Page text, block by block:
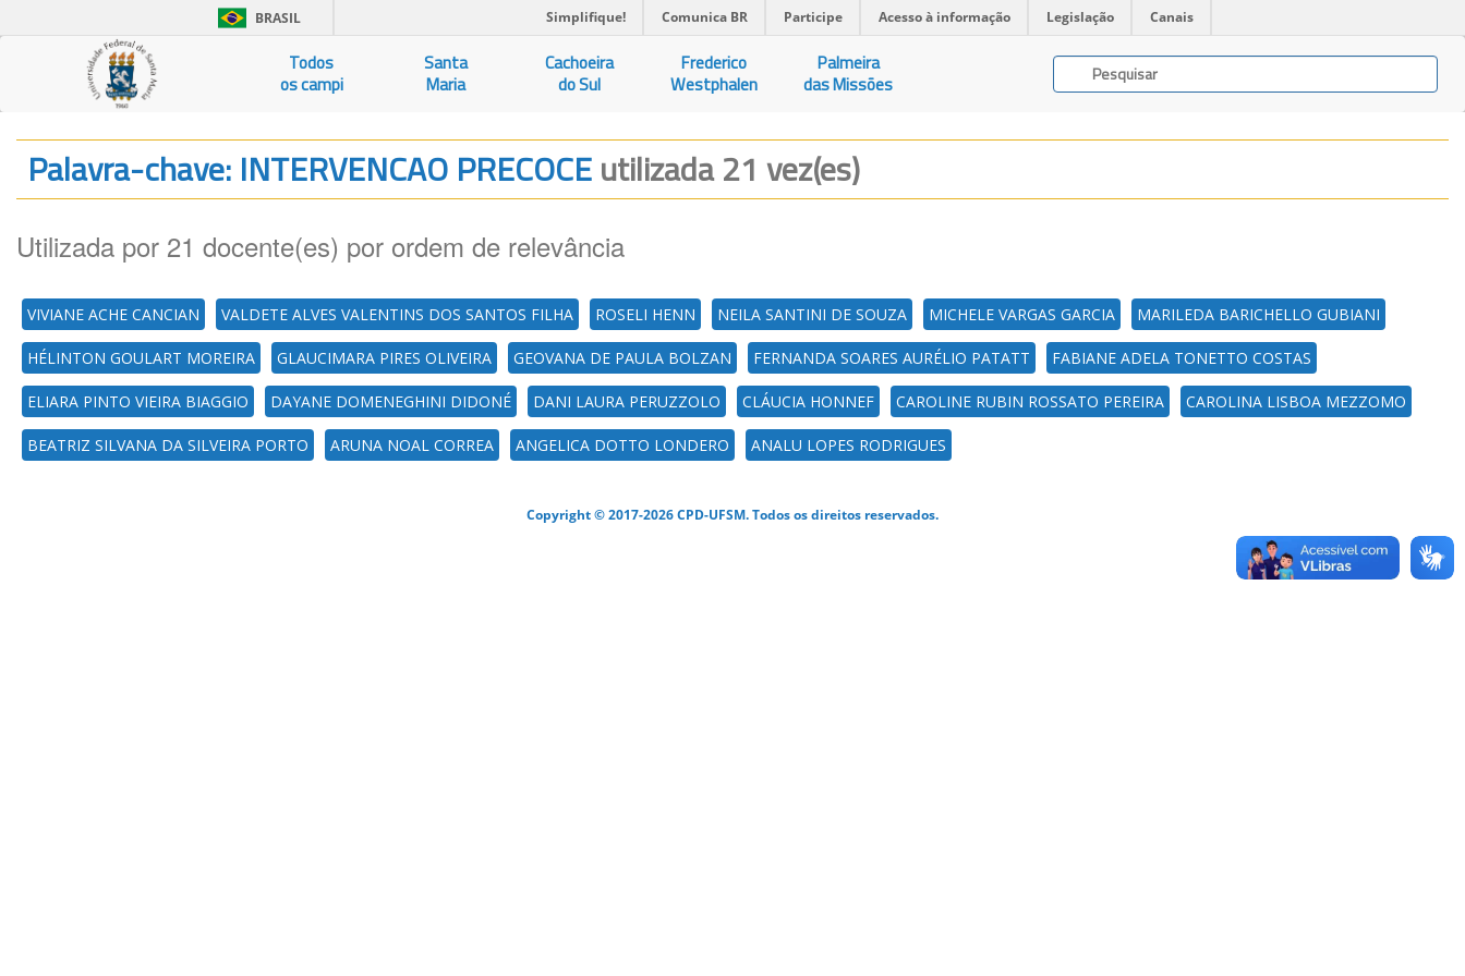
BRASIL Simplifique! Comunica BR Participe Acesso à informação Legislação Canais
Todos
os campi
Santa
Maria
Cachoeira
do Sul
Frederico
Westphalen
Palmeira
das Missões
Palavra-chave: INTERVENCAO PRECOCEutilizada 21 vez(es)
Utilizada por 21 docente(es) por ordem de relevância
VIVIANE ACHE CANCIAN VALDETE ALVES VALENTINS DOS SANTOS FILHA ROSELI HENN NEILA SANTINI DE SOUZA MICHELE VARGAS GARCIA MARILEDA BARICHELLO GUBIANI
HÉLINTON GOULART MOREIRA GLAUCIMARA PIRES OLIVEIRA GEOVANA DE PAULA BOLZAN FERNANDA SOARES AURÉLIO PATATT FABIANE ADELA TONETTO COSTAS
ELIARA PINTO VIEIRA BIAGGIO DAYANE DOMENEGHINI DIDONÉ DANI LAURA PERUZZOLO CLÁUCIA HONNEF CAROLINE RUBIN ROSSATO PEREIRA CAROLINA LISBOA MEZZOMO
BEATRIZ SILVANA DA SILVEIRA PORTO ARUNA NOAL CORREA ANGELICA DOTTO LONDERO ANALU LOPES RODRIGUES
Copyright © 2017-2026 CPD-UFSM. Todos os direitos reservados.